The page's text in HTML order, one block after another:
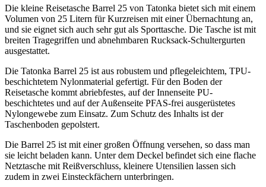
Die kleine Reisetasche Barrel 25 von Tatonka bietet sich mit einem
Volumen von 25 Litern für Kurzreisen mit einer Übernachtung an,
und sie eignet sich auch sehr gut als Sporttasche. Die Tasche ist mit
breiten Tragegriffen und abnehmbaren Rucksack-Schultergurten
ausgestattet.
Die Tatonka Barrel 25 ist aus robustem und pflegeleichtem, TPU-
beschichtetem Nylonmaterial gefertigt. Für den Boden der
Reisetasche kommt abriebfestes, auf der Innenseite PU-
beschichtetes und auf der Außenseite PFAS-frei ausgerüstetes
Nylongewebe zum Einsatz. Zum Schutz des Inhalts ist der
Taschenboden gepolstert.
Die Barrel 25 ist mit einer großen Öffnung versehen, so dass man
sie leicht beladen kann. Unter dem Deckel befindet sich eine flache
Netztasche mit Reißverschluss, kleinere Utensilien lassen sich
zudem in zwei Einsteckfächern unterbringen.